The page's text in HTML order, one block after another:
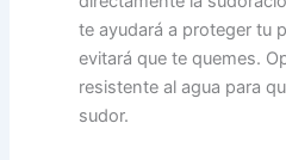
te ayudará a proteger tu
evitará que te quemes.
resistente al agua para
sudor.